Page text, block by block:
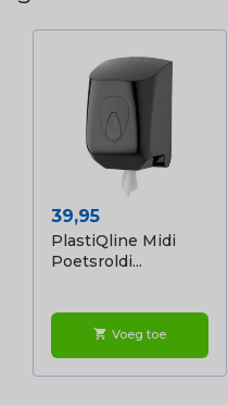
Prijs
39,95
PlastiQline Midi
Poetsroldi...
shopping_cart Voeg toe